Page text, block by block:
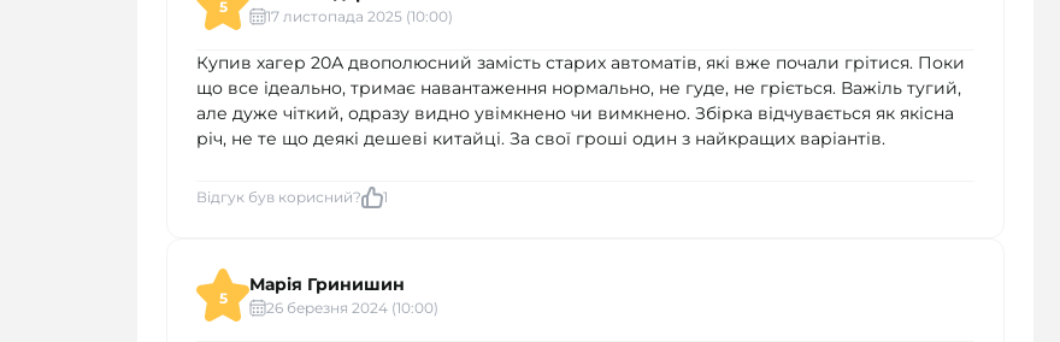
5
17 листопада 2025 (10:00)
Купив хагер 20А двополюсний замість старих автоматів, які вже почали грітися. Поки
що все ідеально, тримає навантаження нормально, не гуде, не гріється. Важіль тугий,
але дуже чіткий, одразу видно увімкнено чи вимкнено. Збірка відчувається як якісна
річ, не те що деякі дешеві китайці. За свої гроші один з найкращих варіантів.
Відгук був корисний? 1
5
Марія Гринишин
26 березня 2024 (10:00)